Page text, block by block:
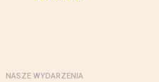
NASZE WYDARZENIA